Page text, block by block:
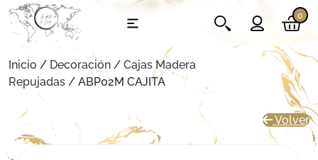
0
Inicio / Decoración / Cajas Madera
Repujadas / ABP02M CAJITA
Volver